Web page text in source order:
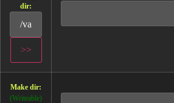
dir:
Make dir:
(Writeable)